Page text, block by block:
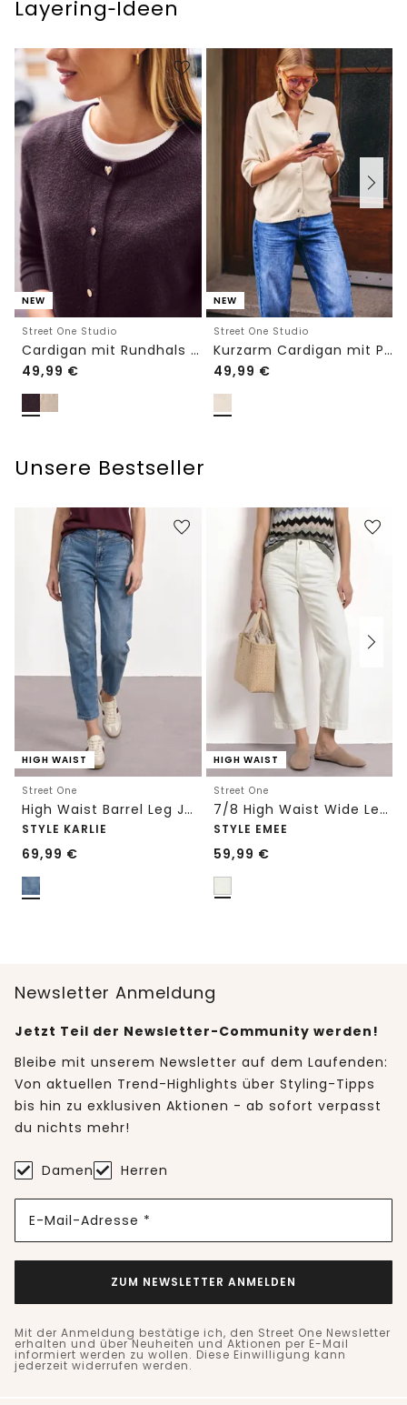
Layering‑Ideen
NEW
Street One Studio
Cardigan mit Rundhals und Knöpfen
49,99 €
NEW
Street One Studio
Kurzarm Cardigan mit Polokragen
49,99 €
Unsere Bestseller
HIGH WAIST
Street One
High Waist Barrel Leg Jeans im Loose Fit
STYLE KARLIE
69,99 €
HIGH WAIST
Street One
7/8 High Waist Wide Leg Jeans im Loose Fit
STYLE EMEE
59,99 €
Newsletter Anmeldung
Jetzt Teil der Newsletter-Community werden!
Bleibe mit unserem Newsletter auf dem Laufenden:
Von aktuellen Trend-Highlights über Styling-Tipps
bis hin zu exklusiven Aktionen - ab sofort verpasst
du nichts mehr!
Damen Herren
E-Mail-Adresse *
ZUM NEWSLETTER ANMELDEN
Mit der Anmeldung bestätige ich, den Street One Newsletter
erhalten und über Neuheiten und Aktionen per E-Mail
informiert werden zu wollen. Diese Einwilligung kann
jederzeit widerrufen werden.